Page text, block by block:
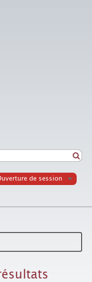
de session